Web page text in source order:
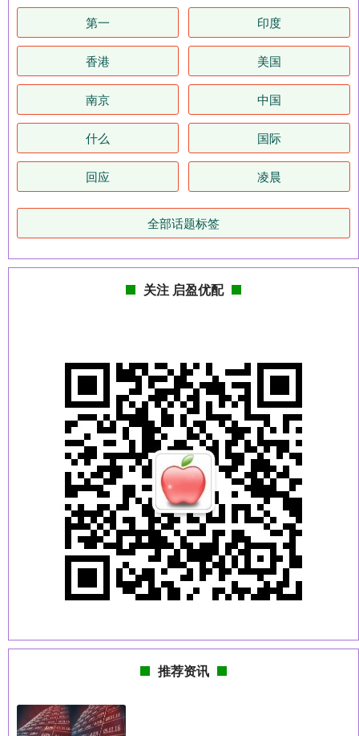
第一 印度
香港 美国
南京 中国
什么 国际
回应 凌晨
全部话题标签
关注 启盈优配
推荐资讯